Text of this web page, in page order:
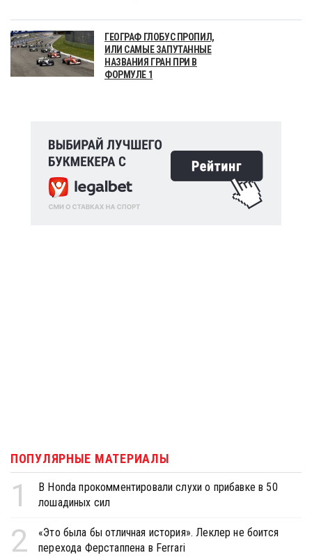
ГЕОГРАФ ГЛОБУС ПРОПИЛ,
ИЛИ САМЫЕ ЗАПУТАННЫЕ
НАЗВАНИЯ ГРАН ПРИ В
ФОРМУЛЕ 1
ПОПУЛЯРНЫЕ МАТЕРИАЛЫ
1
В Honda прокомментировали слухи о прибавке в 50
лошадиных сил
2
«Это была бы отличная история». Леклер не боится
перехода Ферстаппена в Ferrari